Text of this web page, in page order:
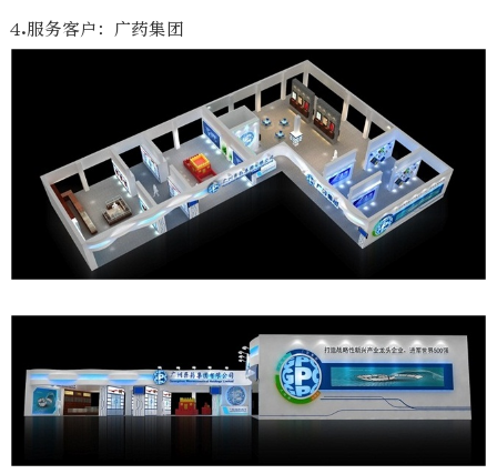
4.服务客户：广药集团